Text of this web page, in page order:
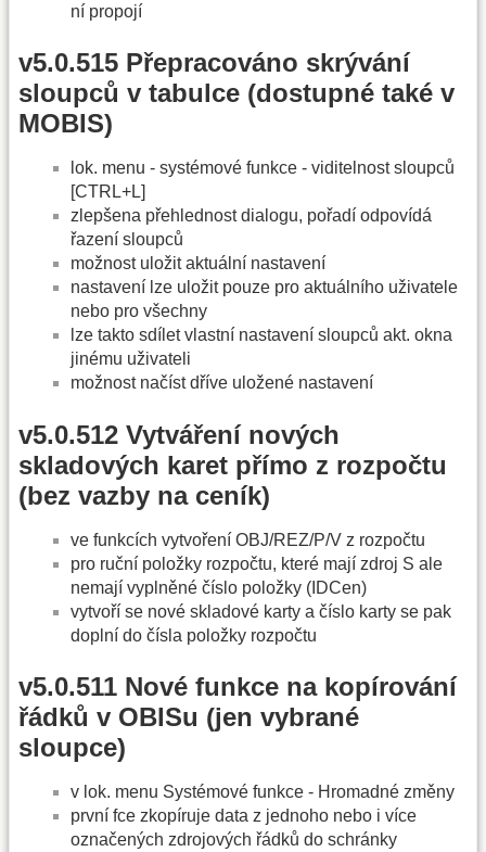
ní propojí
v5.0.515 Přepracováno skrývání
sloupců v tabulce (dostupné také v
MOBIS)
lok. menu - systémové funkce - viditelnost sloupců
[CTRL+L]
zlepšena přehlednost dialogu, pořadí odpovídá
řazení sloupců
možnost uložit aktuální nastavení
nastavení lze uložit pouze pro aktuálního uživatele
nebo pro všechny
lze takto sdílet vlastní nastavení sloupců akt. okna
jinému uživateli
možnost načíst dříve uložené nastavení
v5.0.512 Vytváření nových
skladových karet přímo z rozpočtu
(bez vazby na ceník)
ve funkcích vytvoření OBJ/REZ/P/V z rozpočtu
pro ruční položky rozpočtu, které mají zdroj S ale
nemají vyplněné číslo položky (IDCen)
vytvoří se nové skladové karty a číslo karty se pak
doplní do čísla položky rozpočtu
v5.0.511 Nové funkce na kopírování
řádků v OBISu (jen vybrané
sloupce)
v lok. menu Systémové funkce - Hromadné změny
první fce zkopíruje data z jednoho nebo i více
označených zdrojových řádků do schránky